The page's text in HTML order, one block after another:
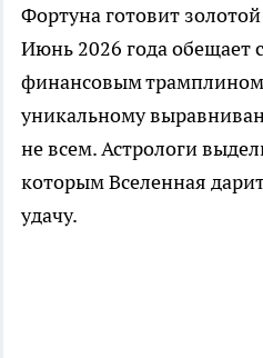
Фортуна готовит
Июнь 2026 года обещает
финансовым трамплином
уникальному
не всем. Астрологи
которым Вселенная
удачу.